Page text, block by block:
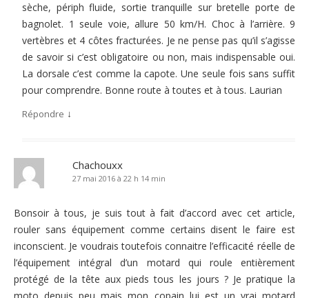
sèche, périph fluide, sortie tranquille sur bretelle porte de
bagnolet. 1 seule voie, allure 50 km/H. Choc à l’arrière. 9
vertèbres et 4 côtes fracturées. Je ne pense pas qu’il s’agisse
de savoir si c’est obligatoire ou non, mais indispensable oui.
La dorsale c’est comme la capote. Une seule fois sans suffit
pour comprendre. Bonne route à toutes et à tous. Laurian
Répondre ↓
Chachouxx
27 mai 2016 à 22 h 14 min
Bonsoir à tous, je suis tout à fait d’accord avec cet article,
rouler sans équipement comme certains disent le faire est
inconscient. Je voudrais toutefois connaitre l’efficacité réelle de
l’équipement intégral d’un motard qui roule entièrement
protégé de la tête aux pieds tous les jours ? Je pratique la